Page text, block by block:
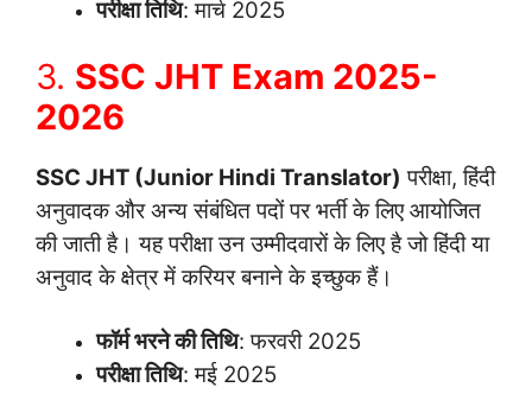
परीक्षा तिथि: मार्च 2025
3. SSC JHT Exam 2025-
2026
SSC JHT (Junior Hindi Translator) परीक्षा, हिंदी
अनुवादक और अन्य संबंधित पदों पर भर्ती के लिए आयोजित
की जाती है। यह परीक्षा उन उम्मीदवारों के लिए है जो हिंदी या
अनुवाद के क्षेत्र में करियर बनाने के इच्छुक हैं।
फॉर्म भरने की तिथि: फरवरी 2025
परीक्षा तिथि: मई 2025